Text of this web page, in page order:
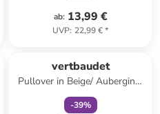
ab: 13,99 €
UVP: 22,99 €*
vertbaudet
Pullover in Beige/ Aubergine/
Rosa
-39%